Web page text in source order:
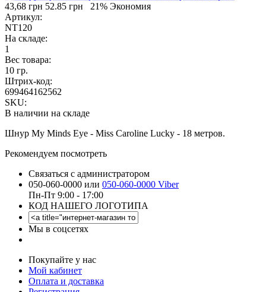
43,68 грн 52.85 грн
21% Экономия
Артикул:
NT120
На складе:
1
Вес товара:
10 гр.
Штрих-код:
699464162562
SKU:
В наличии на складе
Шнур My Minds Eye - Miss Caroline Lucky - 18 метров.
Рекомендуем посмотреть
Связаться с администратором
050-060-0000 или 050-060-0000 Viber
Пн-Пт 9:00 - 17:00
КОД НАШЕГО ЛОГОТИПА
Мы в соцсетях
Покупайте у нас
Мой кабинет
Оплата и доставка